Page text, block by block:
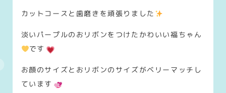
カットコースと歯磨きを頑張りました
淡いパープルのおリボンをつけたかわいい福ちゃん
です
お顔のサイズとおリボンのサイズがベリーマッチし
ています